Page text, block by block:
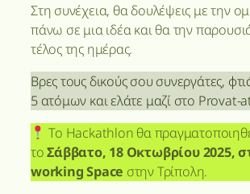
Στη συνέχεια, θα δουλέψεις με την
πάνω σε μια ιδέα και θα την
τέλος της ημέρας.
Βρες τους δικούς σου συνεργάτες,
5 ατόμων και ελάτε μαζί στο Provat-
Το Hackathlon θα
τοΣάββατο, 18 Οκτωβρίου 2025,
working Space στην Τρίπολη.